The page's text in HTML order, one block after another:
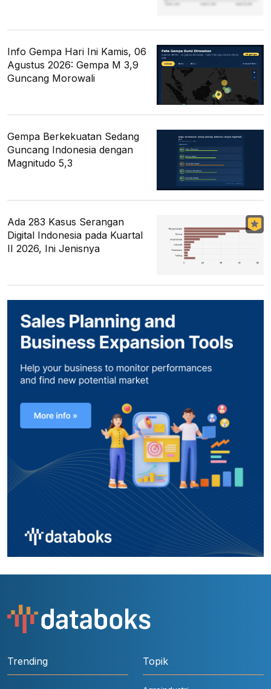
Info Gempa Hari Ini Kamis, 06
Agustus 2026: Gempa M 3,9
Guncang Morowali
Gempa Berkekuatan Sedang
Guncang Indonesia dengan
Magnitudo 5,3
Ada 283 Kasus Serangan
Digital Indonesia pada Kuartal
II 2026, Ini Jenisnya
Trending Topik